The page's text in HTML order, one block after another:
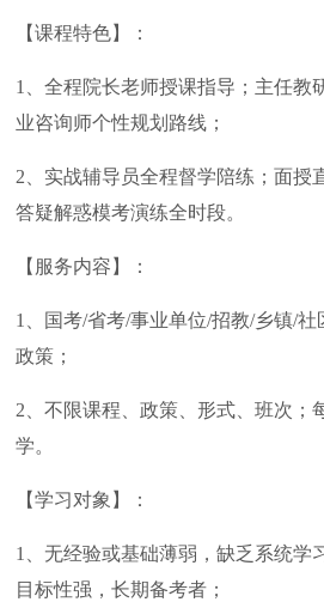
【课程特色】：
1、全程院长老师授课指导；主任教
业咨询师个性规划路线；
2、实战辅导员全程督学陪练；面授
答疑解惑模考演练全时段。
【服务内容】：
1、国考/省考/事业单位/招教/乡镇/
政策；
2、不限课程、政策、形式、班次；
学。
【学习对象】：
1、无经验或基础薄弱，缺乏系统学
目标性强，长期备考者；